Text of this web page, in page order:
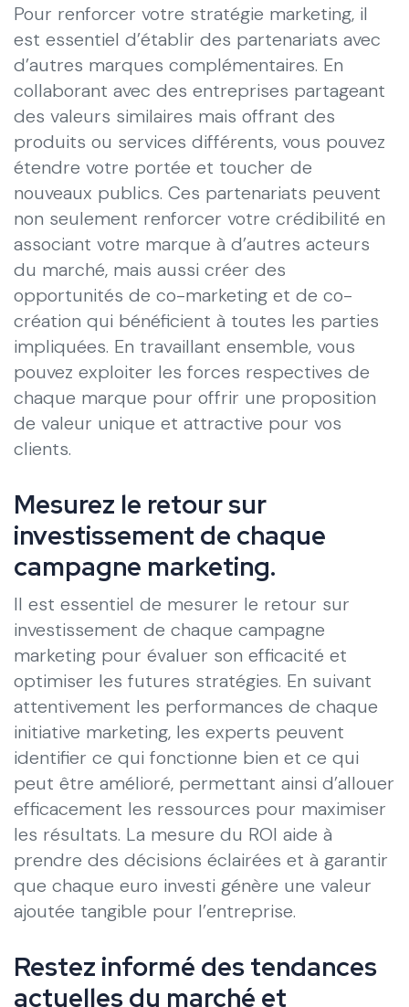
Pour renforcer votre stratégie marketing, il
est essentiel d’établir des partenariats avec
d’autres marques complémentaires. En
collaborant avec des entreprises partageant
des valeurs similaires mais offrant des
produits ou services différents, vous pouvez
étendre votre portée et toucher de
nouveaux publics. Ces partenariats peuvent
non seulement renforcer votre crédibilité en
associant votre marque à d’autres acteurs
du marché, mais aussi créer des
opportunités de co-marketing et de co-
création qui bénéficient à toutes les parties
impliquées. En travaillant ensemble, vous
pouvez exploiter les forces respectives de
chaque marque pour offrir une proposition
de valeur unique et attractive pour vos
clients.
Mesurez le retour sur
investissement de chaque
campagne marketing.
Il est essentiel de mesurer le retour sur
investissement de chaque campagne
marketing pour évaluer son efficacité et
optimiser les futures stratégies. En suivant
attentivement les performances de chaque
initiative marketing, les experts peuvent
identifier ce qui fonctionne bien et ce qui
peut être amélioré, permettant ainsi d’allouer
efficacement les ressources pour maximiser
les résultats. La mesure du ROI aide à
prendre des décisions éclairées et à garantir
que chaque euro investi génère une valeur
ajoutée tangible pour l’entreprise.
Restez informé des tendances
actuelles du marché et